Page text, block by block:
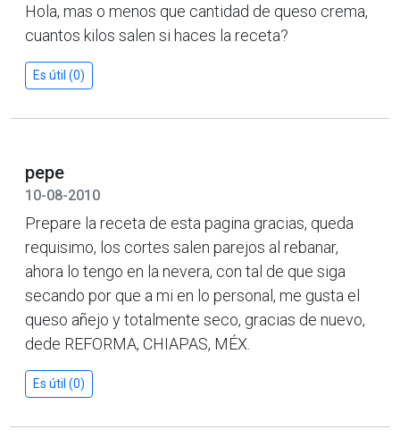
Hola, mas o menos que cantidad de queso crema,
cuantos kilos salen si haces la receta?
Es útil (0)
pepe
10-08-2010
Prepare la receta de esta pagina gracias, queda
requisimo, los cortes salen parejos al rebanar,
ahora lo tengo en la nevera, con tal de que siga
secando por que a mi en lo personal, me gusta el
queso añejo y totalmente seco, gracias de nuevo,
dede REFORMA, CHIAPAS, MÉX.
Es útil (0)